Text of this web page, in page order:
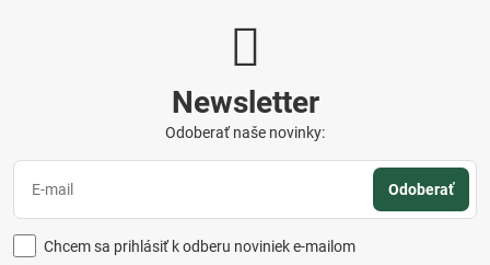
Newsletter
Odoberať naše novinky:
Odoberať
Chcem sa prihlásiť k odberu noviniek e-mailom